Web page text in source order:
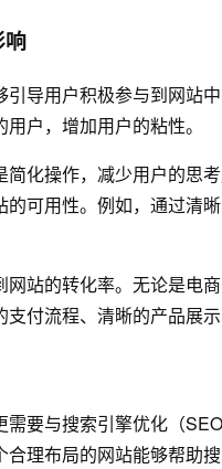
响
导用户积极参与到网站
户，增加用户的粘性。
化操作，减少用户的思
可用性。例如，通过清
站的转化率。无论是电
付流程、清晰的产品展
要与搜索引擎优化（
理布局的网站能够帮助